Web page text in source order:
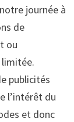
journée à
de
ou
publicités
l’intérêt du
et donc